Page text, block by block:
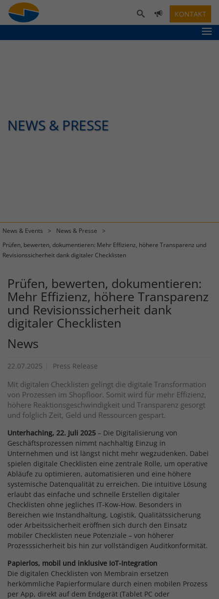
KONTAKT
NEWS & PRESSE
News & Events
News & Presse
Prüfen, bewerten, dokumentieren: Mehr Effizienz, höhere Transparenz und
Revisionssicherheit dank digitaler Checklisten
Prüfen, bewerten, dokumentieren:
Mehr Effizienz, höhere Transparenz
und Revisionssicherheit dank
digitaler Checklisten
News
22.07.2025 Press Release
Mit digitalen Checklisten gelingt die digitale Transformation
von Prozessen im Shopfloor. Somit wird für mehr Effizienz,
höhere Reaktionsgeschwindigkeit und Transparenz gesorgt
und folglich Zeit, Geld und Ressourcen gespart.
Unterhaching, 22. Juli 2025 – Die Digitalisierung von
Geschäftsprozessen nimmt nachhaltig Einzug in
Unternehmen und ist längst nicht mehr wegzudenken. Dabei
spielen digitale Checklisten eine zentrale Rolle, um operative
Abläufe zu optimieren, automatisieren und eine höhere
systemische Datenqualität zu erreichen. Die intuitive Lösung
erlaubt das einfache und schnelle Erstellen digitaler
Checklisten ohne jegliches IT-Kow-How. Besonders in
Bereichen wie Instandhaltung, Logistik, Qualitätssicherung
oder Arbeitssicherheit eröffnen sich durch den Einsatz
mobiler Checklisten neue Potenziale – von höherer
Prozesssicherheit bis hin zur vollständigen Auditkonformität.
Papierlos, mobil und inklusive IoT-Integration
Die digitalen Checklisten von Membrain ersetzen
herkömmliche Papierformulare durch einen mobilen Prozess
per App, direkt auf dem Endgerät (Tablet PC oder